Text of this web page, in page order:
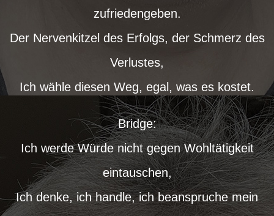
zufriedengeben.
Der Nervenkitzel des Erfolgs, der Schmerz des
Verlustes,
Ich wähle diesen Weg, egal, was es kostet.
Bridge:
Ich werde Würde nicht gegen Wohltätigkeit
eintauschen,
Ich denke, ich handle, ich beanspruche mein